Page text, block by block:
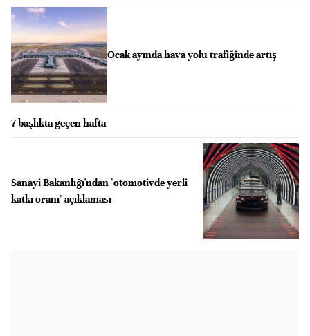
Ocak ayında hava yolu trafiğinde artış
7 başlıkta geçen hafta
Sanayi Bakanlığı'ndan "otomotivde yerli
katkı oranı" açıklaması